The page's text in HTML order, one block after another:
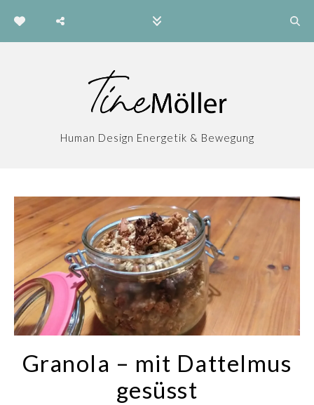
Human Design Energetik & Bewegung
Granola – mit Dattelmus
gesüsst